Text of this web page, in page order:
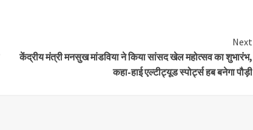
Next
केंद्रीय मंत्री मनसुख मांडविया ने किया सांसद खेल महोत्सव का शुभारंभ,
कहा-हाई एल्टीट्यूड स्पोर्ट्स हब बनेगा पौड़ी